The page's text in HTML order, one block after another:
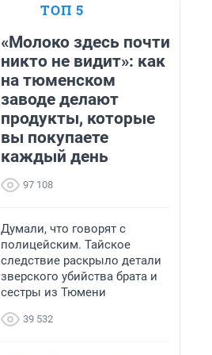
ТОП 5
«Молоко здесь почти
никто не видит»: как
на тюменском
заводе делают
продукты, которые
вы покупаете
каждый день
97 108
Думали, что говорят с
полицейским. Тайское
следствие раскрыло детали
зверского убийства брата и
сестры из Тюмени
39 532